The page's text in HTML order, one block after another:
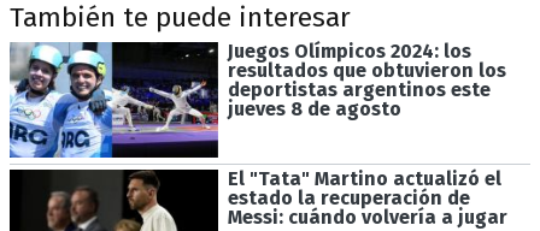
También te puede interesar
Juegos Olímpicos 2024: los
resultados que obtuvieron los
deportistas argentinos este
jueves 8 de agosto
El "Tata" Martino actualizó el
estado la recuperación de
Messi: cuándo volvería a jugar